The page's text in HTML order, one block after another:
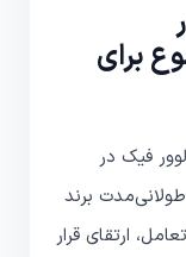
برای
فیک در
طولانی‌مدت برند
ارتقای قرار